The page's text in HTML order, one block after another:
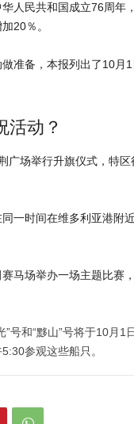
人民共和国成立76周年
20％。
准备，本报列出了10月
活动？
广场举行升旗仪式，特
一时间在维多利亚港附
马场举办一场主题比赛
”号和“黟山”号将于10月
参观这些船只。